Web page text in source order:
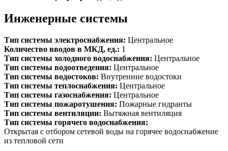
Инженерные системы
Тип системы электроснабжения: Центральное
Количество вводов в МКД, ед.: 1
Тип системы холодного водоснабжения: Центральное
Тип системы водоотведения: Центральное
Тип системы водостоков: Внутренние водостоки
Тип системы теплоснабжения: Центральное
Тип системы газоснабжения: Центральное
Тип системы пожаротушения: Пожарные гидранты
Тип системы вентиляции: Вытяжная вентиляция
Тип системы горячего водоснабжения:
Открытая с отбором сетевой воды на горячее водоснабжение
из тепловой сети